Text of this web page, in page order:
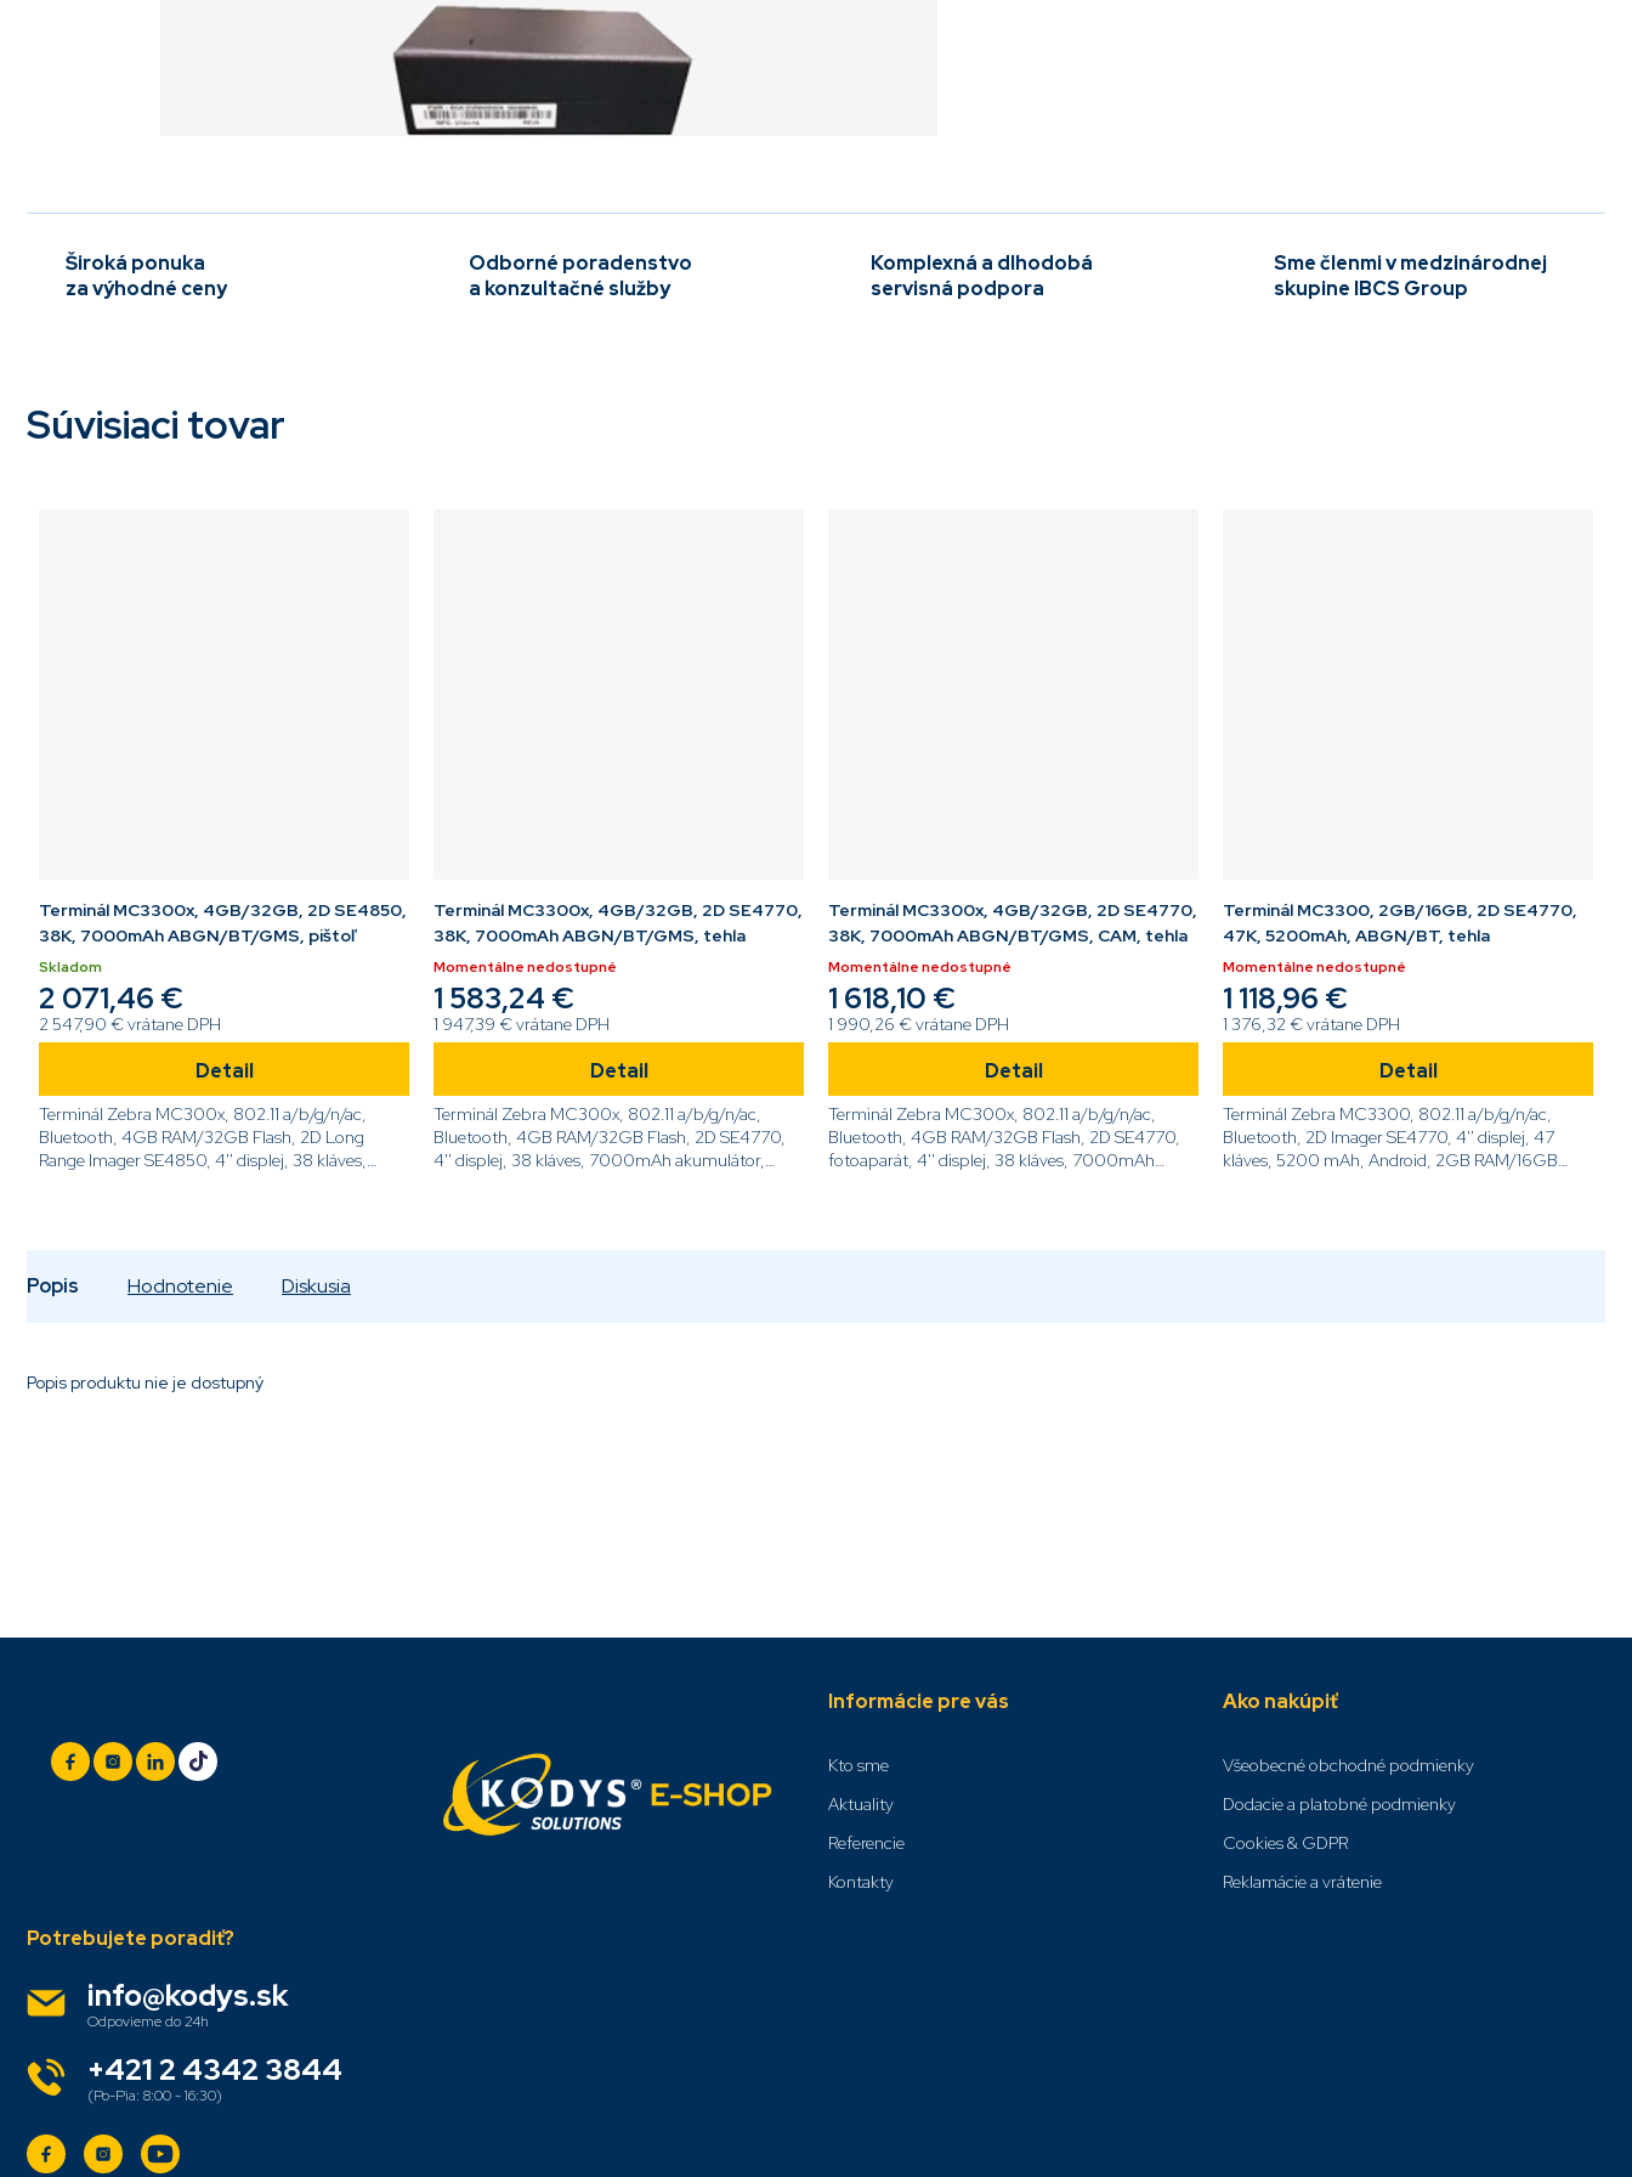
Široká ponuka
za výhodné ceny
Odborné poradenstvo
a konzultačné služby
Komplexná a dlhodobá
servisná podpora
Sme členmi v medzinárodnej
skupine IBCS Group
Súvisiaci tovar
Terminál MC3300x, 4GB/32GB, 2D SE4850,
38K, 7000mAh ABGN/BT/GMS, pištoľ
Skladom
2 547,90 € vrátane DPH
2 071,46 €
Detail
Terminál Zebra MC300x, 802.11 a/b/g/n/ac,
Bluetooth, 4GB RAM/32GB Flash, 2D Long
Range Imager SE4850, 4'' displej, 38 kláves,
Terminál MC3300x, 4GB/32GB, 2D SE4770,
38K, 7000mAh ABGN/BT/GMS, tehla
Momentálne nedostupné
1 947,39 € vrátane DPH
1 583,24 €
Detail
Terminál Zebra MC300x, 802.11 a/b/g/n/ac,
Bluetooth, 4GB RAM/32GB Flash, 2D SE4770,
4'' displej, 38 kláves, 7000mAh akumulátor,
Terminál MC3300x, 4GB/32GB, 2D SE4770,
38K, 7000mAh ABGN/BT/GMS, CAM, tehla
Momentálne nedostupné
1 990,26 € vrátane DPH
1 618,10 €
Detail
Terminál Zebra MC300x, 802.11 a/b/g/n/ac,
Bluetooth, 4GB RAM/32GB Flash, 2D SE4770,
fotoaparát, 4'' displej, 38 kláves, 7000mAh
Terminál MC3300, 2GB/16GB, 2D SE4770,
47K, 5200mAh, ABGN/BT, tehla
Momentálne nedostupné
1 376,32 € vrátane DPH
1 118,96 €
Detail
Terminál Zebra MC3300, 802.11 a/b/g/n/ac,
Bluetooth, 2D Imager SE4770, 4'' displej, 47
kláves, 5200 mAh, Android, 2GB RAM/16GB
Popis Hodnotenie Diskusia
Popis produktu nie je dostupný
Informácie pre vás
Kto sme
Aktuality
Referencie
Kontakty
Ako nakúpiť
Všeobecné obchodné podmienky
Dodacie a platobné podmienky
Cookies & GDPR
Reklamácie a vrátenie
info@kodys.sk
+421 2 4342 3844